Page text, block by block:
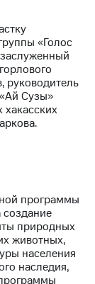
«Голос
руководитель
Сузы»
программы
природных
животных,
населения
наследия,